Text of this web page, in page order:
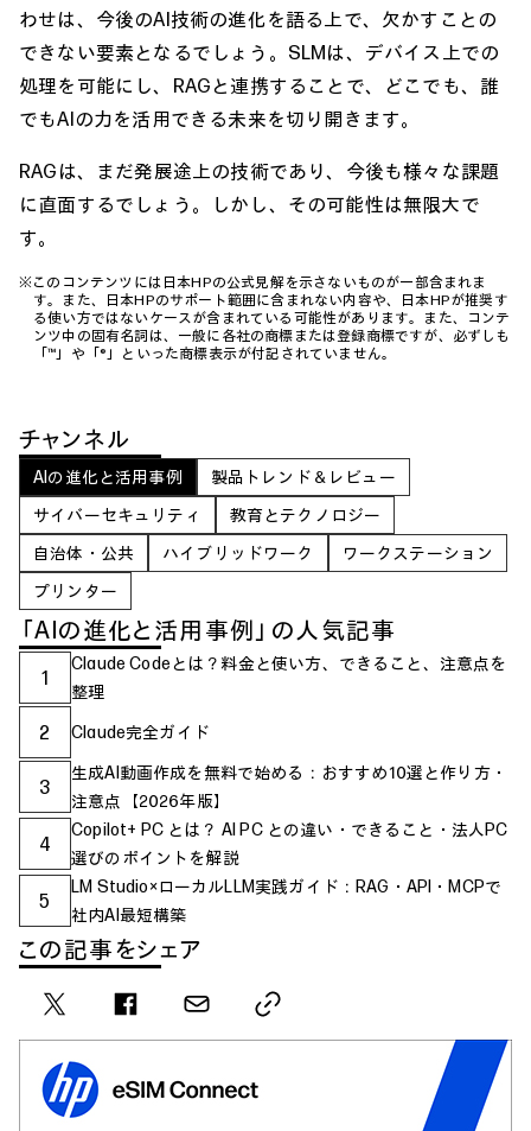
わせは、今後のAI技術の進化を語る上で、欠かすことの
できない要素となるでしょう。SLMは、デバイス上での
処理を可能にし、RAGと連携することで、どこでも、誰
でもAIの力を活用できる未来を切り開きます。
RAGは、まだ発展途上の技術であり、今後も様々な課題
に直面するでしょう。しかし、その可能性は無限大で
す。
※このコンテンツには日本HPの公式見解を示さないものが一部含まれま
す。また、日本HPのサポート範囲に含まれない内容や、日本HPが推奨す
る使い方ではないケースが含まれている可能性があります。また、コンテ
ンツ中の固有名詞は、一般に各社の商標または登録商標ですが、必ずしも
「™」や「®」といった商標表示が付記されていません。
チャンネル
AIの進化と活用事例
製品トレンド＆レビュー
サイバーセキュリティ
教育とテクノロジー
自治体・公共
ハイブリッドワーク
ワークステーション
プリンター
「AIの進化と活用事例」の人気記事
1
Claude Codeとは？料金と使い方、できること、注意点を
整理
2 Claude完全ガイド
3
生成AI動画作成を無料で始める：おすすめ10選と作り方・
注意点【2026年版】
4
Copilot+ PC とは？ AI PC との違い・できること・法人PC
選びのポイントを解説
5
LM Studio×ローカルLLM実践ガイド：RAG・API・MCPで
社内AI最短構築
この記事をシェア